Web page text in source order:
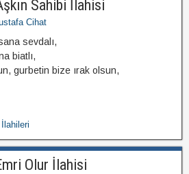
Sahibi İlahisi
Cihat
sevdalı,
biatlı,
gurbetin bize ırak olsun,
Olur İlahisi